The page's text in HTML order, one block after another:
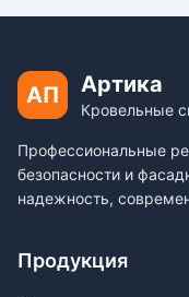
АП Артика
Кровельные
Профессиональные
безопасности и
надежность,
Продукция